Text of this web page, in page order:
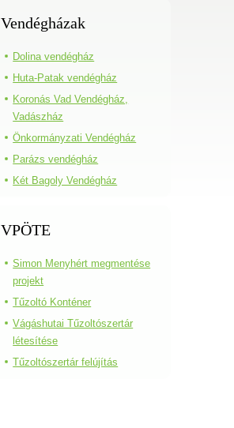
Vendégházak
Dolina vendégház
Huta-Patak vendégház
Koronás Vad Vendégház,
Vadászház
Önkormányzati Vendégház
Parázs vendégház
Két Bagoly Vendégház
VPÖTE
Simon Menyhért megmentése
projekt
Tűzoltó Konténer
Vágáshutai Tűzoltószertár
létesítése
Tűzoltószertár felújítás